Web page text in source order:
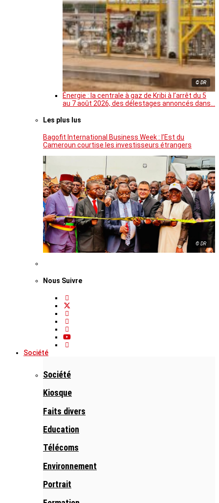
© DR
Énergie : la centrale à gaz de Kribi à l’arrêt du 5
au 7 août 2026, des délestages annoncés dans…
Les plus lus
Bagofit International Business Week : l’Est du
Cameroun courtise les investisseurs étrangers
© DR
Nous Suivre
Société
Société
Kiosque
Faits divers
Education
Télécoms
Environnement
Portrait